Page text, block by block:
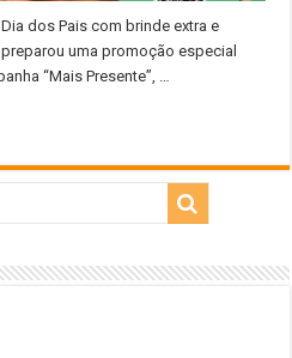
dos Pais com brinde extra e
uma promoção especial
“Mais Presente”, …